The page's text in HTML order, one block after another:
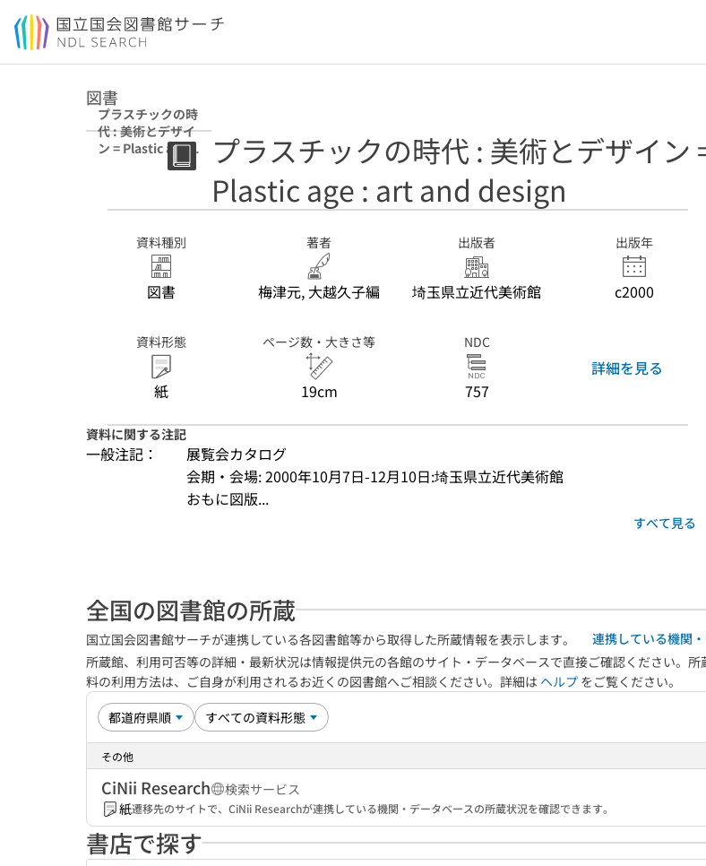
本文へ移動
図書
プラスチックの時
代 : 美術とデザイ
ン = Plastic age :
art and design
プラスチックの時代 : 美術とデザイン
Plastic age : art and design
資料種別
図書
著者
梅津元, 大越久子編
出版者
埼玉県立近代美術館
出版年
c2000
資料形態
紙
ページ数・大きさ等
19cm
NDC
757
詳細を見る
資料に関する注記
一般注記：
展覧会カタログ
会期・会場: 2000年10月7日-12月10日:埼玉県立近代美術館
おもに図版...
すべて見る
全国の図書館の所蔵
国立国会図書館サーチが連携している各図書館等から取得した所蔵情報を表示します。
連携している機関
所蔵館、利用可否等の詳細・最新状況は情報提供元の各館のサイト・データベースで直接ご確認ください。
料の利用方法は、ご自身が利用されるお近くの図書館へご相談ください。詳細は ヘルプ をご覧ください。
その他
CiNii Research
検索サービス
紙遷移先のサイトで、CiNii Researchが連携している機関・データベースの所蔵状況を確認できます。
書店で探す